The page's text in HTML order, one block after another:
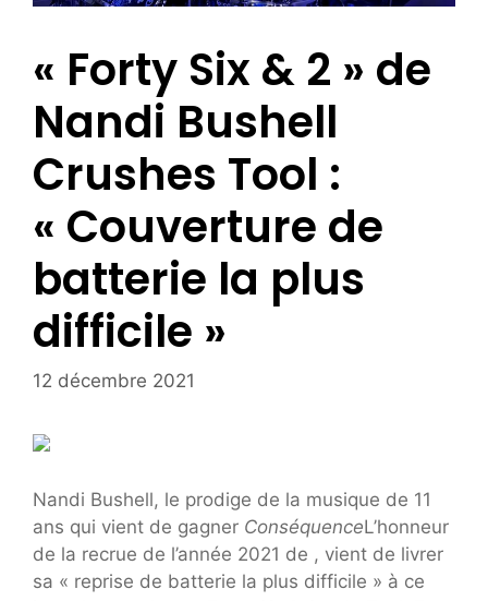
« Forty Six & 2 » de
Nandi Bushell
Crushes Tool :
« Couverture de
batterie la plus
difficile »
12 décembre 2021
Nandi Bushell, le prodige de la musique de 11
ans qui vient de gagner ConséquenceL’honneur
de la recrue de l’année 2021 de , vient de livrer
sa « reprise de batterie la plus difficile » à ce